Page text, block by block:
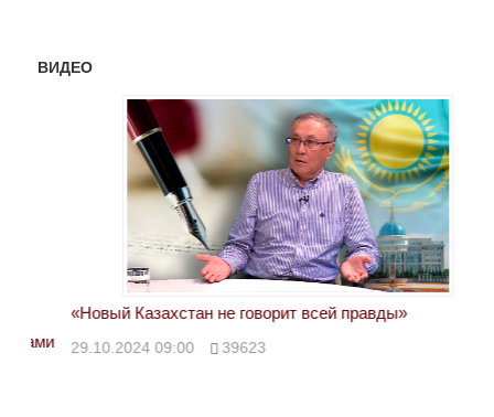
ВИДЕО
«Новый Казахстан не говорит всей правды»
29.10.2024 09:00 39623